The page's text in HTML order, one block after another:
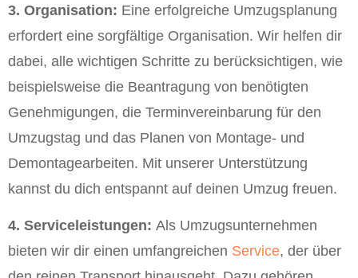
3. Organisation: Eine erfolgreiche Umzugsplanung
erfordert eine sorgfältige Organisation. Wir helfen dir
dabei, alle wichtigen Schritte zu berücksichtigen, wie
beispielsweise die Beantragung von benötigten
Genehmigungen, die Terminvereinbarung für den
Umzugstag und das Planen von Montage- und
Demontagearbeiten. Mit unserer Unterstützung
kannst du dich entspannt auf deinen Umzug freuen.
4. Serviceleistungen: Als Umzugsunternehmen
bieten wir dir einen umfangreichen Service, der über